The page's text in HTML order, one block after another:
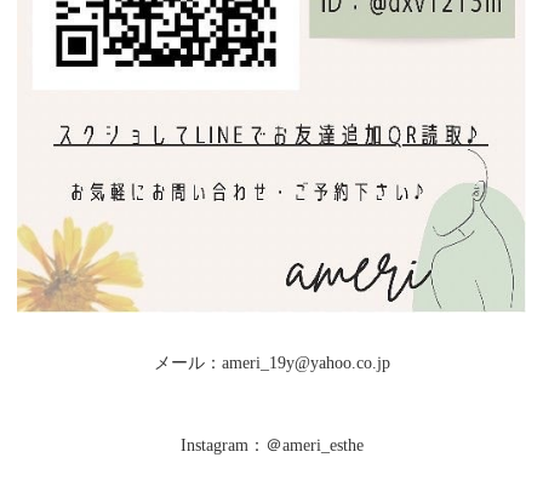
メール：ameri_19y@yahoo.co.jp
Instagram：＠ameri_esthe